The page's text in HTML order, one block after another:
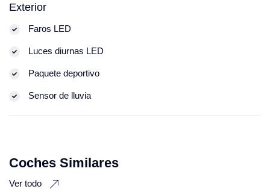
Exterior
Faros LED
Luces diurnas LED
Paquete deportivo
Sensor de lluvia
Coches Similares
Ver todo